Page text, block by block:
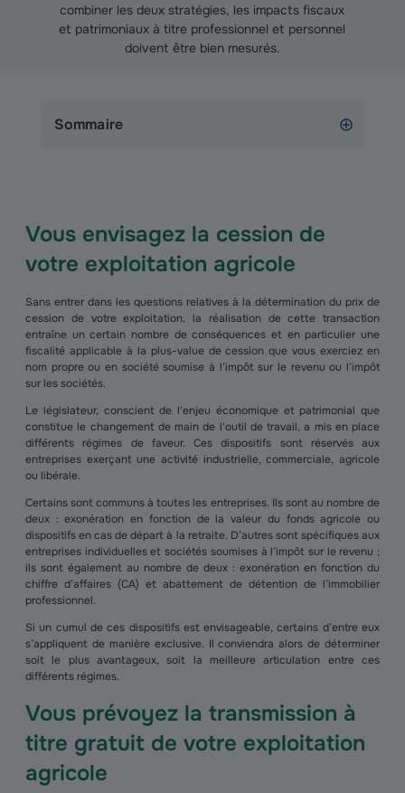
combiner les deux stratégies, les impacts fiscaux
et patrimoniaux à titre professionnel et personnel
doivent être bien mesurés.
Sommaire
Vous envisagez la cession de
votre exploitation agricole
Sans entrer dans les questions relatives à la détermination du prix de
cession de votre exploitation, la réalisation de cette transaction
entraîne un certain nombre de conséquences et en particulier une
fiscalité applicable à la plus-value de cession que vous exerciez en
nom propre ou en société soumise à l’impôt sur le revenu ou l’impôt
sur les sociétés.
Le législateur, conscient de l'enjeu économique et patrimonial que
constitue le changement de main de l'outil de travail, a mis en place
différents régimes de faveur. Ces dispositifs sont réservés aux
entreprises exerçant une activité industrielle, commerciale, agricole
ou libérale.
Certains sont communs à toutes les entreprises. Ils sont au nombre de
deux : exonération en fonction de la valeur du fonds agricole ou
dispositifs en cas de départ à la retraite. D’autres sont spécifiques aux
entreprises individuelles et sociétés soumises à l’impôt sur le revenu ;
ils sont également au nombre de deux : exonération en fonction du
chiffre d’affaires (CA) et abattement de détention de l’immobilier
professionnel.
Si un cumul de ces dispositifs est envisageable, certains d’entre eux
s’appliquent de manière exclusive. Il conviendra alors de déterminer
soit le plus avantageux, soit la meilleure articulation entre ces
différents régimes.
Vous prévoyez la transmission à
titre gratuit de votre exploitation
agricole